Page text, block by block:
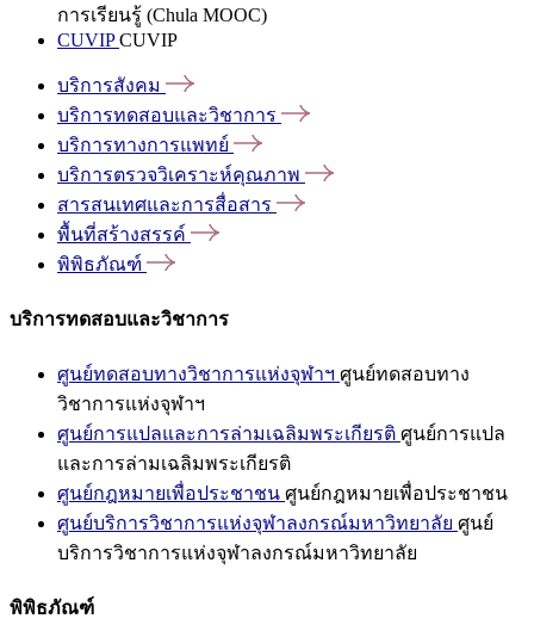
การเรียนรู้ (Chula MOOC)
CUVIPCUVIP
บริการสังคม
บริการทดสอบและวิชาการ
บริการทางการแพทย์
บริการตรวจวิเคราะห์คุณภาพ
สารสนเทศและการสื่อสาร
พื้นที่สร้างสรรค์
พิพิธภัณฑ์
บริการทดสอบและวิชาการ
ศูนย์ทดสอบทางวิชาการแห่งจุฬาฯ ศูนย์ทดสอบทาง
วิชาการแห่งจุฬาฯ
ศูนย์การแปลและการล่ามเฉลิมพระเกียรติ ศูนย์การแปล
และการล่ามเฉลิมพระเกียรติ
ศูนย์กฎหมายเพื่อประชาชน ศูนย์กฎหมายเพื่อประชาชน
ศูนย์บริการวิชาการแห่งจุฬาลงกรณ์มหาวิทยาลัย ศูนย์
บริการวิชาการแห่งจุฬาลงกรณ์มหาวิทยาลัย
พิพิธภัณฑ์